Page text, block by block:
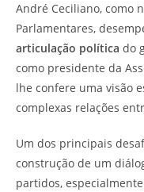
André Ceciliano, como
Parlamentares,
articulação política do
como presidente da
lhe confere uma visão
complexas relações
Um dos principais
construção de um
partidos,